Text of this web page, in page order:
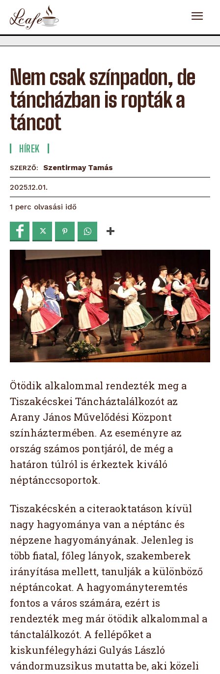
Nem csak színpadon, de
táncházban is ropták a
táncot
HÍREK
SZERZŐ: Szentirmay Tamás
2025.12.01.
1 perc olvasási idő
Ötödik alkalommal rendezték meg a
Tiszakécskei Táncháztalálkozót az
Arany János Művelődési Központ
színháztermében. Az eseményre az
ország számos pontjáról, de még a
határon túlról is érkeztek kiváló
néptánccsoportok.
Tiszakécskén a citeraoktatáson kívül
nagy hagyománya van a néptánc és
népzene hagyományának. Jelenleg is
több fiatal, főleg lányok, szakemberek
irányítása mellett, tanulják a különböző
néptáncokat. A hagyományteremtés
fontos a város számára, ezért is
rendezték meg már ötödik alkalommal a
tánctalálkozót. A fellépőket a
kiskunfélegyházi Gulyás László
vándormuzsikus mutatta be, aki közeli